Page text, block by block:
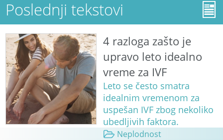
Poslednji tekstovi
4 razloga zašto je
upravo leto idealno
vreme za IVF
Leto se često smatra
idealnim vremenom za
uspešan IVF zbog nekoliko
ubedljivih faktora.
Neplodnost